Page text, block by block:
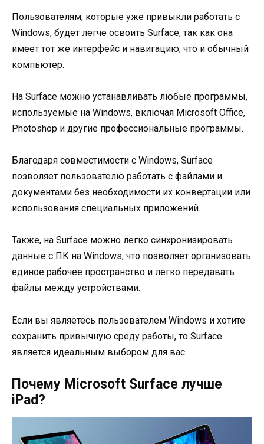
Пользователям, которые уже привыкли работать с
Windows, будет легче освоить Surface, так как она
имеет тот же интерфейс и навигацию, что и обычный
компьютер.
На Surface можно устанавливать любые программы,
используемые на Windows, включая Microsoft Office,
Photoshop и другие профессиональные программы.
Благодаря совместимости с Windows, Surface
позволяет пользователю работать с файлами и
документами без необходимости их конвертации или
использования специальных приложений.
Также, на Surface можно легко синхронизировать
данные с ПК на Windows, что позволяет организовать
единое рабочее пространство и легко передавать
файлы между устройствами.
Если вы являетесь пользователем Windows и хотите
сохранить привычную среду работы, то Surface
является идеальным выбором для вас.
Почему Microsoft Surface лучше
iPad?